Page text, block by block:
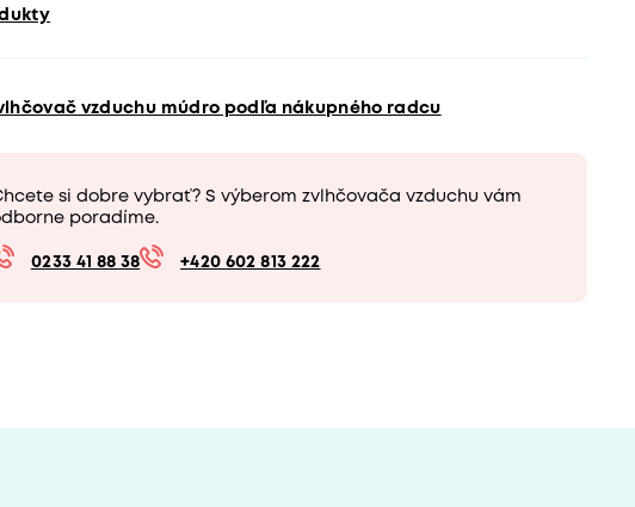
vzduchu múdro podľa nákupného radcu
si dobre vybrať? S výberom zvlhčovača vzduchu vám
poradíme.
0233 41 88 38 +420 602 813 222